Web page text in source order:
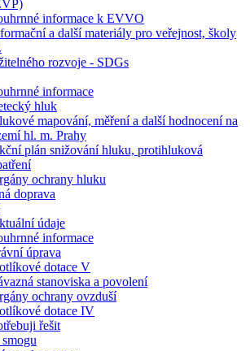
informace k EVVO
a další materiály pro veřejnost, školy
rozvoje - SDGs
informace
hluk
mapování, měření a další hodnocení na
hl. m. Prahy
plán snižování hluku, protihluková
ochrany hluku
doprava
údaje
informace
úprava
dotace V
stanoviska a povolení
ochrany ovzduší
dotace IV
řešit